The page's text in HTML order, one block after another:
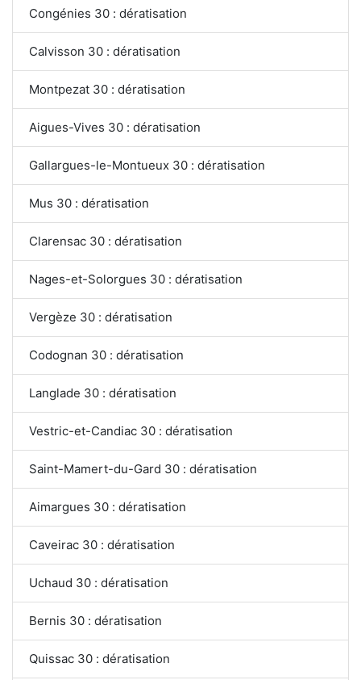
Congénies 30 : dératisation
Calvisson 30 : dératisation
Montpezat 30 : dératisation
Aigues-Vives 30 : dératisation
Gallargues-le-Montueux 30 : dératisation
Mus 30 : dératisation
Clarensac 30 : dératisation
Nages-et-Solorgues 30 : dératisation
Vergèze 30 : dératisation
Codognan 30 : dératisation
Langlade 30 : dératisation
Vestric-et-Candiac 30 : dératisation
Saint-Mamert-du-Gard 30 : dératisation
Aimargues 30 : dératisation
Caveirac 30 : dératisation
Uchaud 30 : dératisation
Bernis 30 : dératisation
Quissac 30 : dératisation